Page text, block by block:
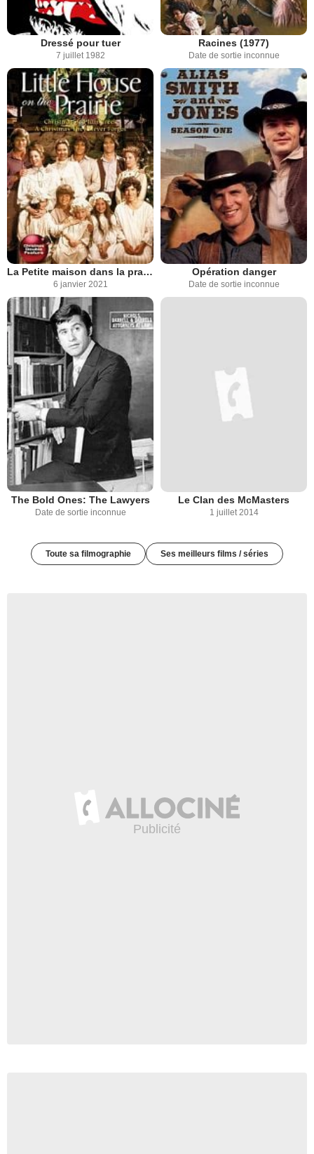
Dressé pour tuer
7 juillet 1982
Racines (1977)
Date de sortie inconnue
La Petite maison dans la prairie
6 janvier 2021
Opération danger
Date de sortie inconnue
The Bold Ones: The Lawyers
Date de sortie inconnue
Le Clan des McMasters
1 juillet 2014
Toute sa filmographie Ses meilleurs films / séries